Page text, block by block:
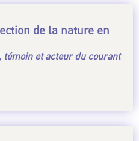
de la nature en
témoin et acteur du courant